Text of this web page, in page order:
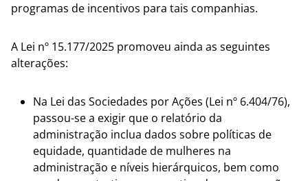
programas de incentivos para tais companhias.
A Lei nº 15.177/2025 promoveu ainda as seguintes
alterações:
Na Lei das Sociedades por Ações (Lei nº 6.404/76),
passou-se a exigir que o relatório da
administração inclua dados sobre políticas de
equidade, quantidade de mulheres na
administração e níveis hierárquicos, bem como